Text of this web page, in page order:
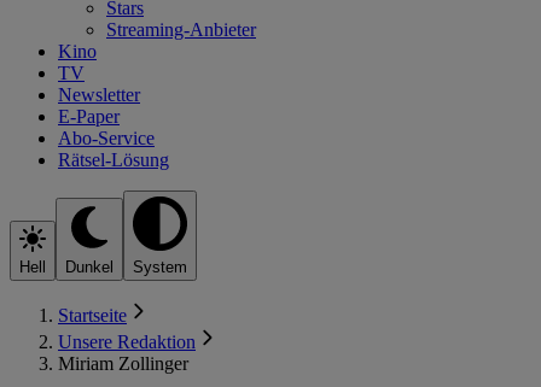
Stars
Streaming-Anbieter
Kino
TV
Newsletter
E-Paper
Abo-Service
Rätsel-Lösung
Hell Dunkel System
Startseite
Unsere Redaktion
Miriam Zollinger